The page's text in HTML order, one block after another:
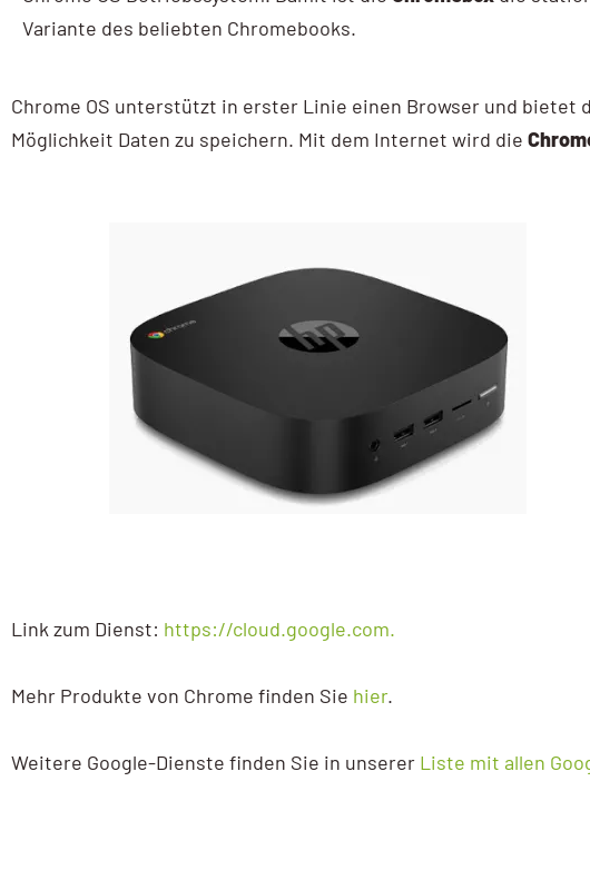
AI / KI Wissen
Data Studio
Variante des beliebten Chromebooks.
Chrome OS unterstützt in erster Linie einen Browser und
Möglichkeit Daten zu speichern. Mit dem Internet wird die
Link zum Dienst: https://cloud.google.com.
Mehr Produkte von Chrome finden Sie hier.
Weitere Google-Dienste finden Sie in unserer Liste mit allen